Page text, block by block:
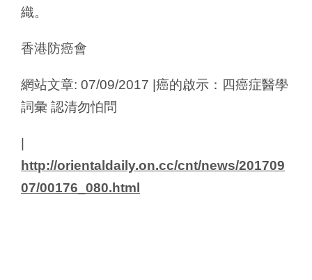
織。
香港防癌會
網站文章: 07/09/2017 |癌的啟示：四癌症醫學
詞彙 認清勿怕問
|
http://orientaldaily.on.cc/cnt/news/201709
07/00176_080.html